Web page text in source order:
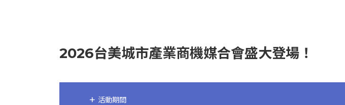
2026台美城市產業商機媒合會盛大登場！
活動期間